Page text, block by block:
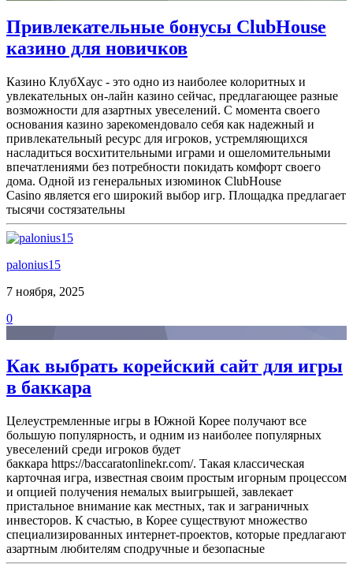
Привлекательные бонусы ClubHouse
казино для новичков
Казино КлубХаус - это одно из наиболее колоритных и
увлекательных он-лайн казино сейчас, предлагающее разные
возможности для азартных увеселений. С момента своего
основания казино зарекомендовало себя как надежный и
привлекательный ресурс для игроков, устремляющихся
насладиться восхитительными играми и ошеломительными
впечатлениями без потребности покидать комфорт своего
дома. Одной из генеральных изюминок ClubHouse
Casino является его широкий выбор игр. Площадка предлагает
тысячи состязательны
palonius15
7 ноября, 2025
0
Как выбрать корейский сайт для игры
в баккара
Целеустремленные игры в Южной Корее получают все
большую популярность, и одним из наиболее популярных
увеселений среди игроков будет
баккара https://baccaratonlinekr.com/. Такая классическая
карточная игра, известная своим простым игорным процессом
и опцией получения немалых выигрышей, завлекает
пристальное внимание как местных, так и заграничных
инвесторов. К счастью, в Корее существуют множество
специализированных интернет-проектов, которые предлагают
азартным любителям сподручные и безопасные